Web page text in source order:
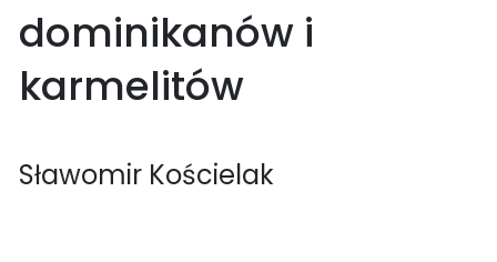
dominikanów i
karmelitów
Sławomir Kościelak